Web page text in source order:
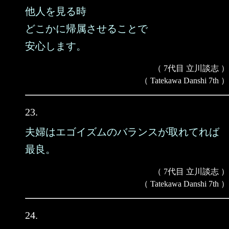
他人を見る時
どこかに帰属させることで
安心します。
（ 7代目 立川談志 ）
（ Tatekawa Danshi 7th ）
23.
夫婦はエゴイズムのバランスが取れてれば
最良。
（ 7代目 立川談志 ）
（ Tatekawa Danshi 7th ）
24.